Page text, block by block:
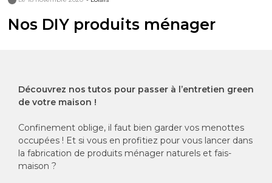
Nos DIY produits ménager
Découvrez nos tutos pour passer à l’entretien green
de votre maison !
Confinement oblige, il faut bien garder vos menottes
occupées ! Et si vous en profitiez pour vous lancer dans
la fabrication de produits ménager naturels et fais-
maison ?